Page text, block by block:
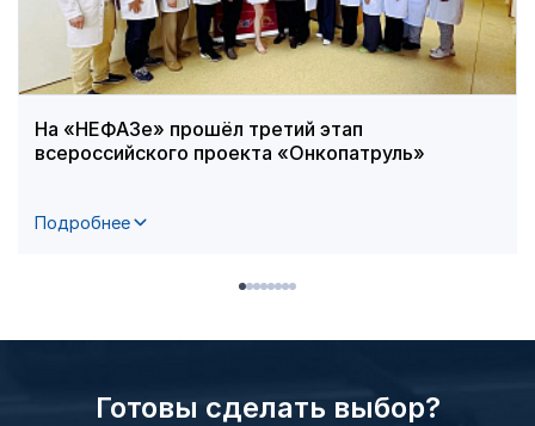
На «НЕФАЗе» прошёл третий этап
всероссийского проекта «Онкопатруль»
Подробнее
Готовы сделать выбор?